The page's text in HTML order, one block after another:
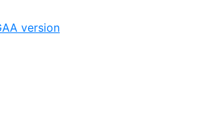
version